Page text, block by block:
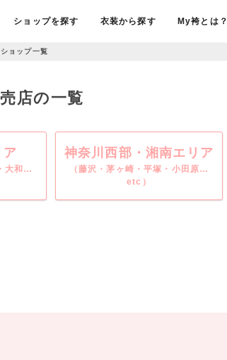
ショップを探す 衣装から探す My袴とは？
ョップ一覧
店の一覧
ア
大和…
神奈川西部・湘南エリア
（藤沢・茅ヶ崎・平塚・小田原…
etc）